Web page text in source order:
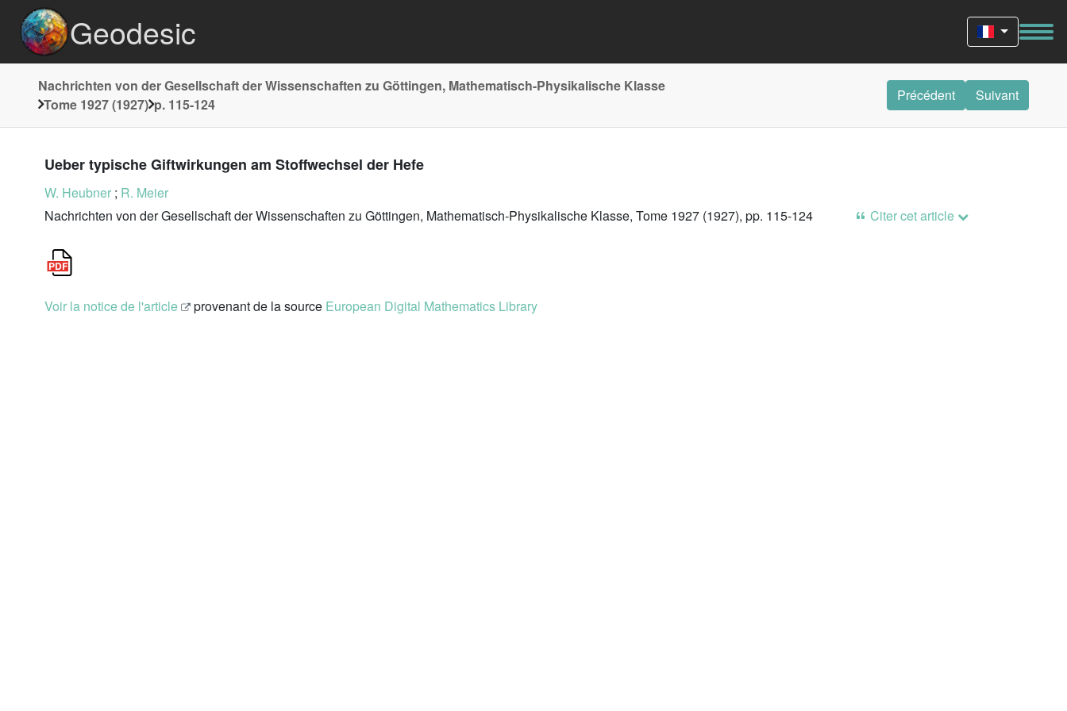
Geodesic
Nachrichten von der Gesellschaft der Wissenschaften zu Göttingen, Mathematisch-Physikalische Klasse
Tome 1927 (1927) p. 115-124
Précédent Suivant
Ueber typische Giftwirkungen am Stoffwechsel der Hefe
W. Heubner ; R. Meier
Nachrichten von der Gesellschaft der Wissenschaften zu Göttingen, Mathematisch-Physikalische Klasse, Tome 1927 (1927), pp. 115-124
Citer cet article
Voir la notice de l'article provenant de la source European Digital Mathematics Library